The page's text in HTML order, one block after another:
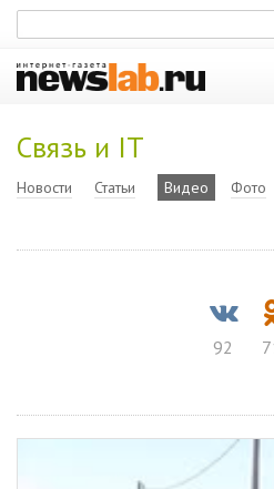
Связь и IT
Новости Статьи Видео
Фото
92